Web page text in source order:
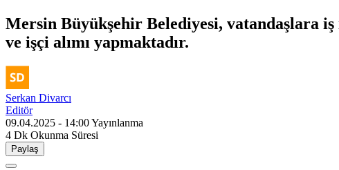
Mersin Büyükşehir Belediyesi, vatandaşlara iş
ve işçi alımı yapmaktadır.
Serkan Divarcı
Editör
09.04.2025 - 14:00Yayınlanma
4 Dk Okunma Süresi
Paylaş